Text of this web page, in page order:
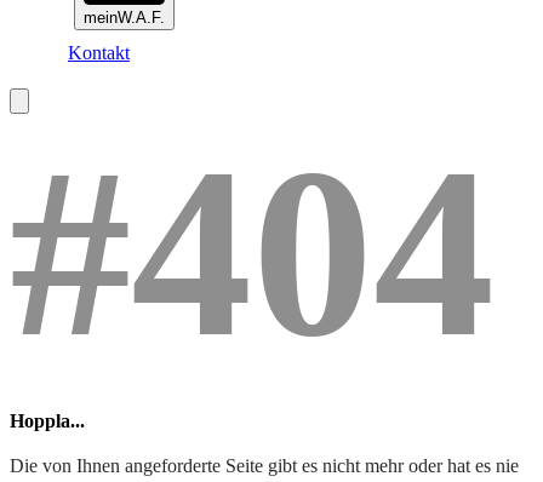
meinW.A.F.
Kontakt
#404
Hoppla...
Die von Ihnen angeforderte Seite gibt es nicht mehr oder hat es nie